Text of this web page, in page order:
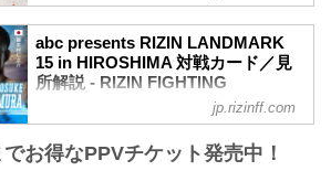
HIROSHIMA 大会概要
開催日時
2026年7月18日（土）12:00開場／14:00開
バス：「紙屋町」又は「バスセンター」
abc presents RIZIN LANDMARK
15 in HIROSHIMA 対戦カード／見
所解説 - RIZIN FIGHTING
FEDERATION オフィシャルサイト
テロ vs. 鹿志村仁之介
jp.rizinff.com
お得なPPVチケット発売中！